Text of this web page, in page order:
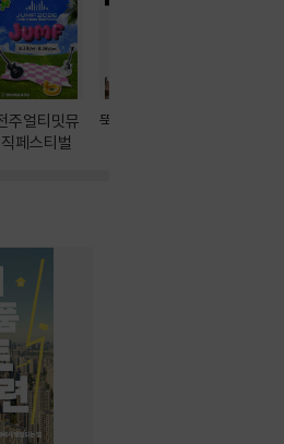
주얼티밋뮤
직페스티벌
뚝딱! AI 3대장